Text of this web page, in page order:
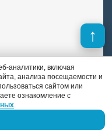
аналитики, включая
анализа посещаемости и
сайтом или
ознакомление с
.